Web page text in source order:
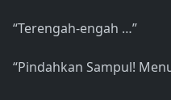
“Terengah-engah …”
“Pindahkan Sampul!